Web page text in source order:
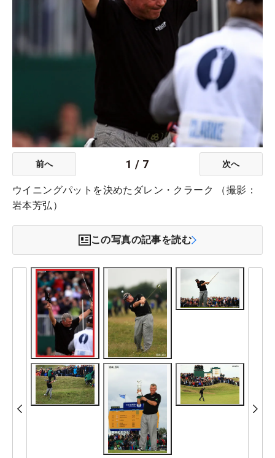
前へ 1 / 7 次へ
ウイニングパットを決めたダレン・クラーク （撮影：
岩本芳弘）
この写真の記事を読む